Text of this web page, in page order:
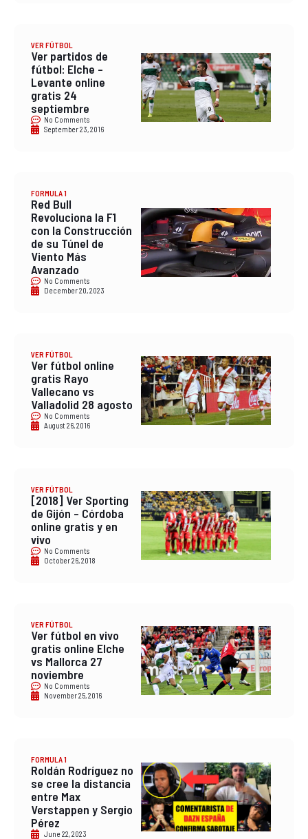
VER FÚTBOL
Ver partidos de
fútbol: Elche –
Levante online
gratis 24
septiembre
No Comments
September 23, 2016
FORMULA 1
Red Bull
Revoluciona la F1
con la Construcción
de su Túnel de
Viento Más
Avanzado
No Comments
December 20, 2023
VER FÚTBOL
Ver fútbol online
gratis Rayo
Vallecano vs
Valladolid 28 agosto
No Comments
August 26, 2016
VER FÚTBOL
[2018] Ver Sporting
de Gijón – Córdoba
online gratis y en
vivo
No Comments
October 26, 2018
VER FÚTBOL
Ver fútbol en vivo
gratis online Elche
vs Mallorca 27
noviembre
No Comments
November 25, 2016
FORMULA 1
Roldán Rodríguez no
se cree la distancia
entre Max
Verstappen y Sergio
Pérez
June 22, 2023